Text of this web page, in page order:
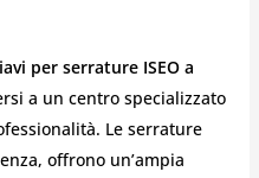
per serrature ISEO a
a un centro specializzato
Le serrature
offrono un’ampia